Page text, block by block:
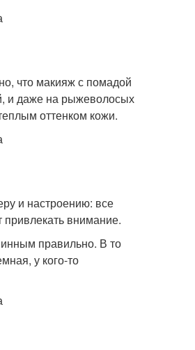
что макияж с помадой
и даже на рыжеволосых
оттенком кожи.
и настроению: все
привлекать внимание.
правильно. В то
у кого-то